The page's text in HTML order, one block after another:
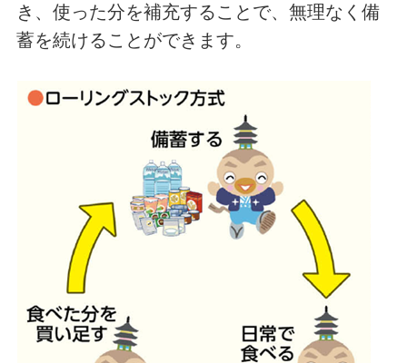
き、使った分を補充することで、無理なく備
蓄を続けることができます。